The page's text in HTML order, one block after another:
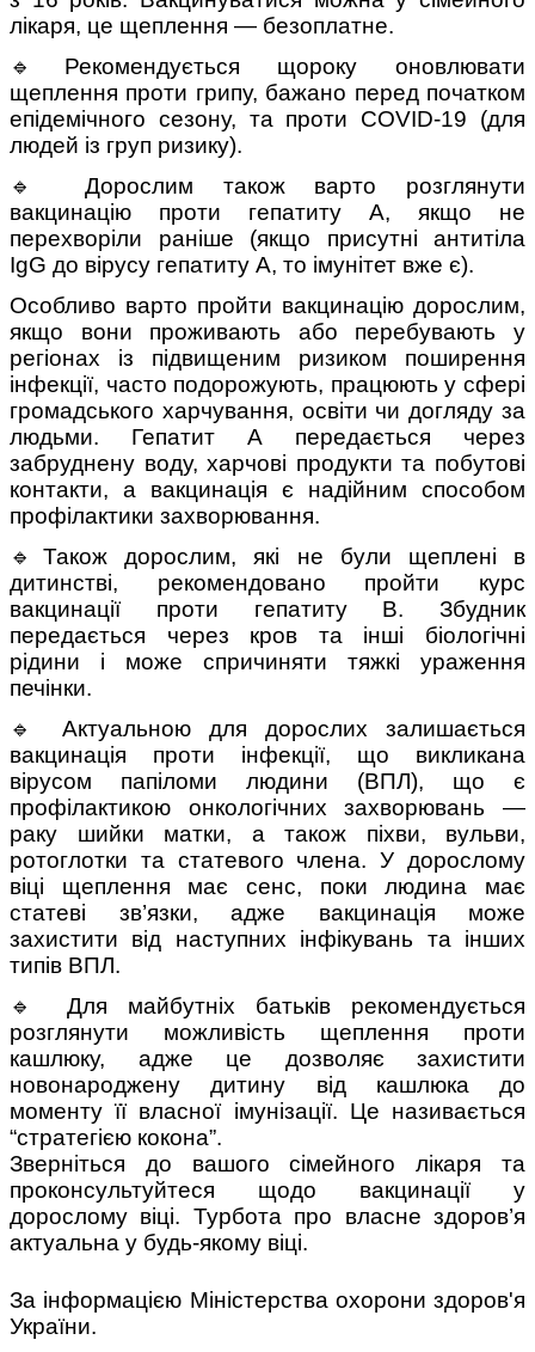
лікаря, це щеплення — безоплатне.
🔹Рекомендується щороку оновлювати
щеплення проти грипу, бажано перед початком
епідемічного сезону, та проти COVID-19 (для
людей із груп ризику).
🔹 Дорослим також варто розглянути
вакцинацію проти гепатиту А, якщо не
перехворіли раніше (якщо присутні антитіла
IgG до вірусу гепатиту А, то імунітет вже є).
Особливо варто пройти вакцинацію дорослим,
якщо вони проживають або перебувають у
регіонах із підвищеним ризиком поширення
інфекції, часто подорожують, працюють у сфері
громадського харчування, освіти чи догляду за
людьми. Гепатит А передається через
забруднену воду, харчові продукти та побутові
контакти, а вакцинація є надійним способом
профілактики захворювання.
🔹Також дорослим, які не були щеплені в
дитинстві, рекомендовано пройти курс
вакцинації проти гепатиту B. Збудник
передається через кров та інші біологічні
рідини і може спричиняти тяжкі ураження
печінки.
🔹 Актуальною для дорослих залишається
вакцинація проти інфекції, що викликана
вірусом папіломи людини (ВПЛ), що є
профілактикою онкологічних захворювань —
раку шийки матки, а також піхви, вульви,
ротоглотки та статевого члена. У дорослому
віці щеплення має сенс, поки людина має
статеві зв’язки, адже вакцинація може
захистити від наступних інфікувань та інших
типів ВПЛ.
🔹 Для майбутніх батьків рекомендується
розглянути можливість щеплення проти
кашлюку, адже це дозволяє захистити
новонароджену дитину від кашлюка до
моменту її власної імунізації. Це називається
“стратегією кокона”.
Зверніться до вашого сімейного лікаря та
проконсультуйтеся щодо вакцинації у
дорослому віці. Турбота про власне здоров’я
актуальна у будь-якому віці.
За інформацією Міністерства охорони здоров'я
України.